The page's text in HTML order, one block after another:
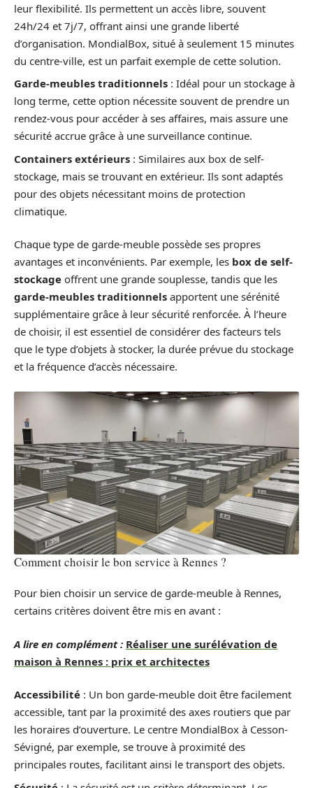
leur flexibilité. Ils permettent un accès libre, souvent
24h/24 et 7j/7, offrant ainsi une grande liberté
d’organisation. MondialBox, situé à seulement 15 minutes
du centre-ville, est un parfait exemple de cette solution.
Garde-meubles traditionnels : Idéal pour un stockage à
long terme, cette option nécessite souvent de prendre un
rendez-vous pour accéder à ses affaires, mais assure une
sécurité accrue grâce à une surveillance continue.
Containers extérieurs : Similaires aux box de self-
stockage, mais se trouvant en extérieur. Ils sont adaptés
pour des objets nécessitant moins de protection
climatique.
Chaque type de garde-meuble possède ses propres
avantages et inconvénients. Par exemple, les box de self-
stockage offrent une grande souplesse, tandis que les
garde-meubles traditionnels apportent une sérénité
supplémentaire grâce à leur sécurité renforcée. À l’heure
de choisir, il est essentiel de considérer des facteurs tels
que le type d’objets à stocker, la durée prévue du stockage
et la fréquence d’accès nécessaire.
Comment choisir le bon service à Rennes ?
Pour bien choisir un service de garde-meuble à Rennes,
certains critères doivent être mis en avant :
A lire en complément : Réaliser une surélévation de
maison à Rennes : prix et architectes
Accessibilité : Un bon garde-meuble doit être facilement
accessible, tant par la proximité des axes routiers que par
les horaires d’ouverture. Le centre MondialBox à Cesson-
Sévigné, par exemple, se trouve à proximité des
principales routes, facilitant ainsi le transport des objets.